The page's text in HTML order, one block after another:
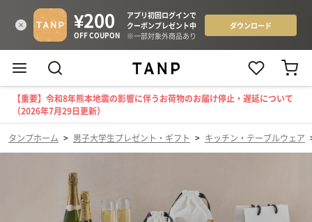
【重要】令和8年熊本地震の影響に伴うお荷物のお届け停止・遅延について
（2026年7月29日更新）
タンプホーム > 男子大学生プレゼント・ギフト > キッチン・テーブルウェア